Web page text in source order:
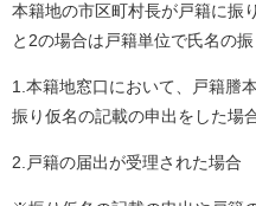
本籍地の市区町村長が戸籍に振
と2の場合は戸籍単位で氏名の振
1.本籍地窓口において、戸籍謄
振り仮名の記載の申出をした場
2.戸籍の届出が受理された場合